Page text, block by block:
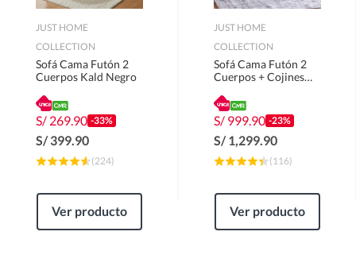
JUST HOME
COLLECTION
Sofá Cama Futón 2
Cuerpos Kald Negro
S/ 269.90 -33%
S/399.90
(224)
Ver producto
JUST HOME
COLLECTION
Sofá Cama Futón 2
Cuerpos + Cojines
S/ 999.90 -23%
S/1,299.90
(116)
Ver producto